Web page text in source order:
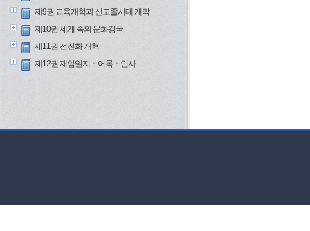
제9권 교육개혁과 신고졸시대 개막
제10권 세계 속의 문화강국
제11권 선진화 개혁
제12권 재임일지ㆍ어록ㆍ인사